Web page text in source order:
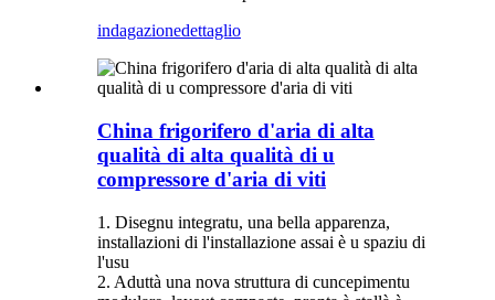
indagazionedettaglio
China frigorifero d'aria di alta
qualità di alta qualità di u
compressore d'aria di viti
1. Disegnu integratu, una bella apparenza,
installazioni di l'installazione assai è u spaziu di
l'usu
2. Aduttà una nova struttura di cuncepimentu